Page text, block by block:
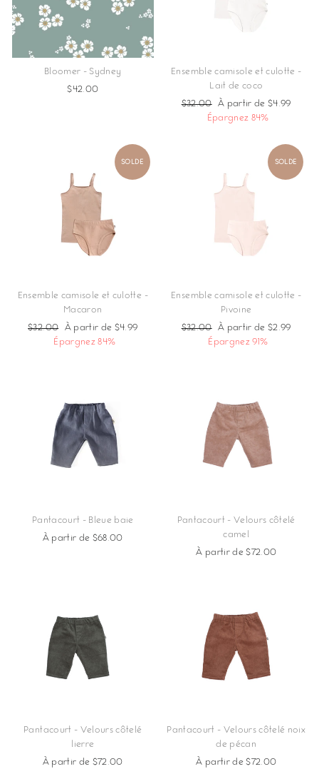
Bloomer - Sydney
$42.00
Ensemble camisole et culotte -
Lait de coco
Prix
régulier
$32.00
Prix
réduit
À partir de $4.99
Épargnez 84%
SOLDE
Ensemble camisole et culotte -
Macaron
Prix
régulier
$32.00
Prix
réduit
À partir de $4.99
Épargnez 84%
SOLDE
Ensemble camisole et culotte -
Pivoine
Prix
régulier
$32.00
Prix
réduit
À partir de $2.99
Épargnez 91%
Pantacourt - Bleue baie
À partir de $68.00
Pantacourt - Velours côtelé
camel
À partir de $72.00
Pantacourt - Velours côtelé
lierre
À partir de $72.00
Pantacourt - Velours côtelé noix
de pécan
À partir de $72.00